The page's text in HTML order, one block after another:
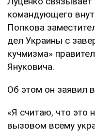
командующего
Попкова
дел Украины с
кучмизма»
Януковича.
Об этом он заявил
«Я считаю, что это
вызовом всему